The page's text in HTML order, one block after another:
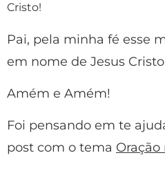
Cristo!
Pai, pela minha fé esse
em nome de Jesus
Amém e Amém!
Foi pensando em te
post com o tema Oração